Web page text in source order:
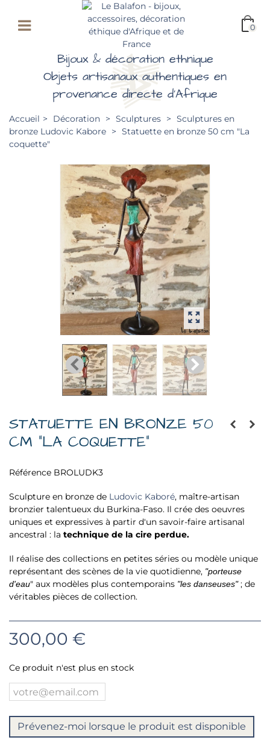
0
Bijoux & décoration ethnique
Objets artisanaux authentiques en
provenance directe d'Afrique
Accueil > Décoration > Sculptures > Sculptures en
bronze Ludovic Kabore > Statuette en bronze 50 cm "La
coquette"
STATUETTE EN BRONZE 50
CM "LA COQUETTE"
Référence BROLUDK3
Sculpture en bronze de Ludovic Kaboré, maître-artisan
bronzier talentueux du Burkina-Faso. Il crée des oeuvres
uniques et expressives à partir d'un savoir-faire artisanal
ancestral : la technique de la cire perdue.
Il réalise des collections en petites séries ou modèle unique
représentant des scènes de la vie quotidienne, "porteuse
d'eau" aux modèles plus contemporains "les danseuses"; de
véritables pièces de collection.
300,00 €
Ce produit n'est plus en stock
Prévenez-moi lorsque le produit est disponible